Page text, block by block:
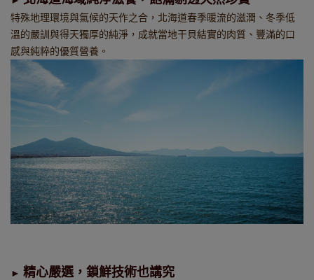
特殊地理環境與氣候的天作之合，北海道春季暖流的滋潤、冬季低
溫的嚴訓與得天獨厚的純淨，成就當地干貝結實的肉質、豐滿的口
感與純粹的優質營養。
► 精心嚴選，鎖鮮技術也講究